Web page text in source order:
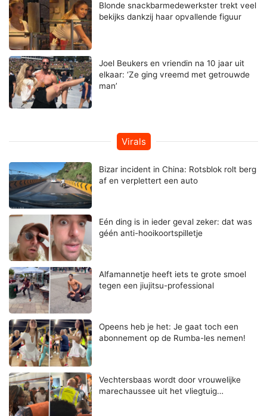
Blonde snackbarmedewerkster trekt veel
bekijks dankzij haar opvallende figuur
Joel Beukers en vriendin na 10 jaar uit
elkaar: ‘Ze ging vreemd met getrouwde
man’
Virals
Bizar incident in China: Rotsblok rolt berg
af en verplettert een auto
Eén ding is in ieder geval zeker: dat was
géén anti-hooikoortspilletje
Alfamannetje heeft iets te grote smoel
tegen een jiujitsu-professional
Opeens heb je het: Je gaat toch een
abonnement op de Rumba-les nemen!
Vechtersbaas wordt door vrouwelijke
marechaussee uit het vliegtuig…